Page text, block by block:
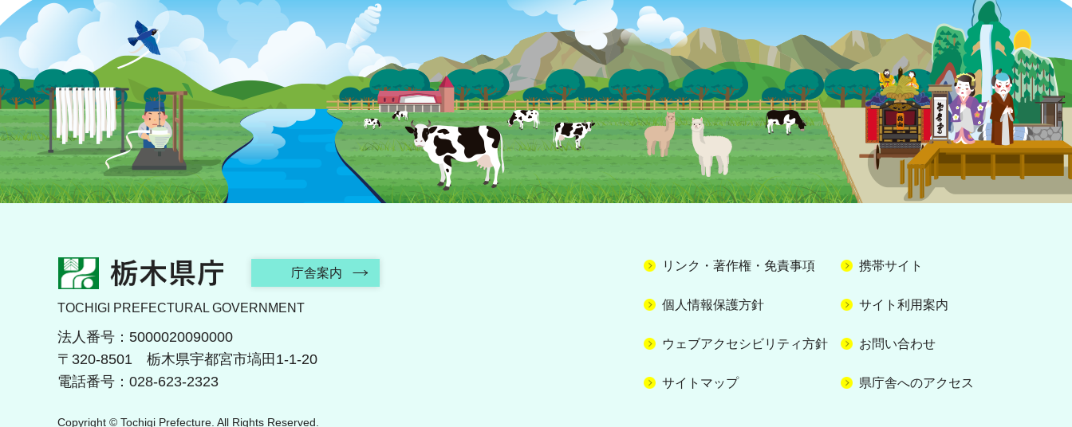
栃木県庁 庁舎案内
TOCHIGI PREFECTURAL GOVERNMENT
法人番号：5000020090000
〒320-8501 栃木県宇都宮市塙田1-1-20
電話番号：028-623-2323
リンク・著作権・免責事項 携帯サイト
個人情報保護方針 サイト利用案内
ウェブアクセシビリティ方針 お問い合わせ
サイトマップ 県庁舎へのアクセス
Copyright © Tochigi Prefecture. All Rights Reserved.